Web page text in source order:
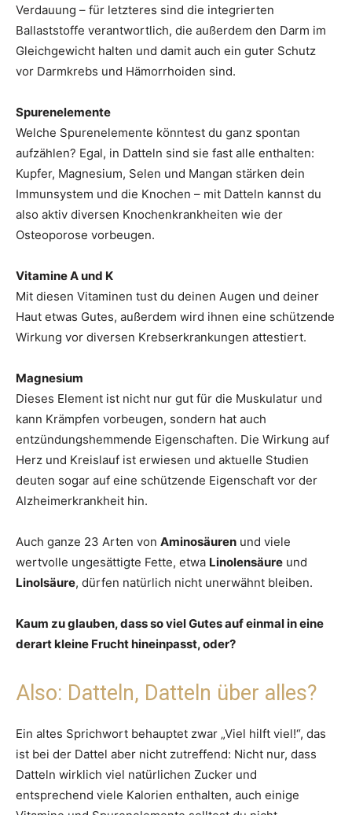
Verdauung – für letzteres sind die integrierten
Ballaststoffe verantwortlich, die außerdem den Darm im
Gleichgewicht halten und damit auch ein guter Schutz
vor Darmkrebs und Hämorrhoiden sind.
Spurenelemente
Welche Spurenelemente könntest du ganz spontan
aufzählen? Egal, in Datteln sind sie fast alle enthalten:
Kupfer, Magnesium, Selen und Mangan stärken dein
Immunsystem und die Knochen – mit Datteln kannst du
also aktiv diversen Knochenkrankheiten wie der
Osteoporose vorbeugen.
Vitamine A und K
Mit diesen Vitaminen tust du deinen Augen und deiner
Haut etwas Gutes, außerdem wird ihnen eine schützende
Wirkung vor diversen Krebserkrankungen attestiert.
Magnesium
Dieses Element ist nicht nur gut für die Muskulatur und
kann Krämpfen vorbeugen, sondern hat auch
entzündungshemmende Eigenschaften. Die Wirkung auf
Herz und Kreislauf ist erwiesen und aktuelle Studien
deuten sogar auf eine schützende Eigenschaft vor der
Alzheimerkrankheit hin.
Auch ganze 23 Arten von Aminosäuren und viele
wertvolle ungesättigte Fette, etwa Linolensäure und
Linolsäure, dürfen natürlich nicht unerwähnt bleiben.
Kaum zu glauben, dass so viel Gutes auf einmal in eine
derart kleine Frucht hineinpasst, oder?
Also: Datteln, Datteln über alles?
Ein altes Sprichwort behauptet zwar „Viel hilft viel!“, das
ist bei der Dattel aber nicht zutreffend: Nicht nur, dass
Datteln wirklich viel natürlichen Zucker und
entsprechend viele Kalorien enthalten, auch einige